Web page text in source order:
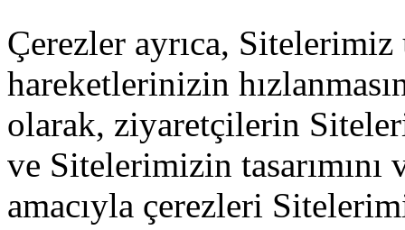
Çerezler ayrıca,
hareketlerinizin
olarak, ziyaretçilerin
ve Sitelerimizin tasarımını
amacıyla çerezleri